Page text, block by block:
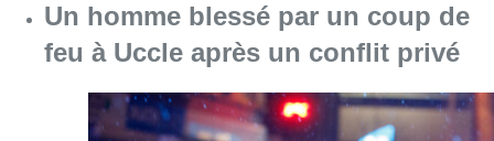
Un homme blessé par un coup de
feu à Uccle après un conflit privé